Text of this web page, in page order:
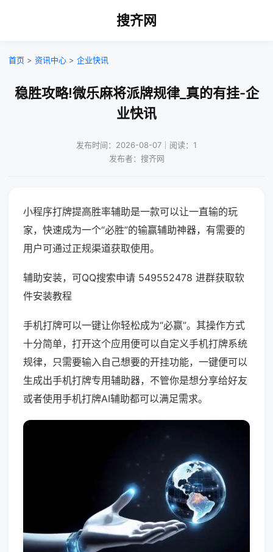
搜齐网
首页 > 资讯中心 > 企业快讯
稳胜攻略!微乐麻将派牌规律_真的有挂-企
业快讯
发布时间：2026-08-07｜阅读：1
发布者：搜齐网
小程序打牌提高胜率辅助是一款可以让一直输的玩
家，快速成为一个“必胜”的输赢辅助神器，有需要的
用户可通过正规渠道获取使用。
辅助安装，可QQ搜索申请 549552478 进群获取软
件安装教程
手机打牌可以一键让你轻松成为“必赢”。其操作方式
十分简单，打开这个应用便可以自定义手机打牌系统
规律，只需要输入自己想要的开挂功能，一键便可以
生成出手机打牌专用辅助器，不管你是想分享给好友
或者使用手机打牌AI辅助都可以满足需求。